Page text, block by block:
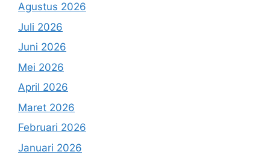
Agustus 2026
Juli 2026
Juni 2026
Mei 2026
April 2026
Maret 2026
Februari 2026
Januari 2026